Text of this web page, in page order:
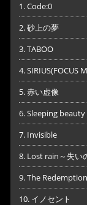
1. Code:0
2. 砂上の夢
3. TABOO
4. SIRIUS(FOCUS
5. 赤い虚像
6. Sleeping beauty
7. Invisible
8. Lost rain～失い
9. The Redemption
10. イノセント